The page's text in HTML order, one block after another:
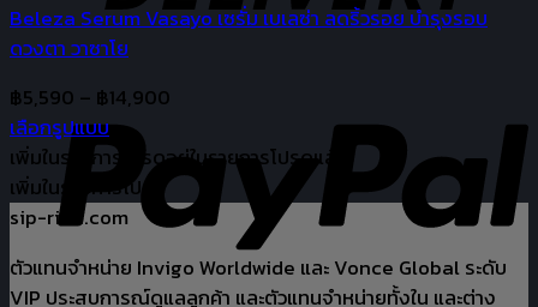
product
page
The
options
may
be
chosen
on
the
product
page
Beleza Serum Vasayo เซรั่ม เบเลซ่า ลดริ้วรอย บำรุงรอบ
ดวงตา วาซาโย
฿5,590 – ฿14,900
฿5,590
through
฿14,900
เลือกรูปแบบ
This
product
has
variants.
เพิ่มในรายการโปรดอยู่ในรายการโปรดแล้ว
เพิ่มในรายการโปรด
sip-rian.com
ตัวแทนจำหน่าย Invigo Worldwide และ Vonce Global ระดับ
VIP ประสบการณ์ดูแลลูกค้า และตัวแทนจำหน่ายทั้งใน และต่าง